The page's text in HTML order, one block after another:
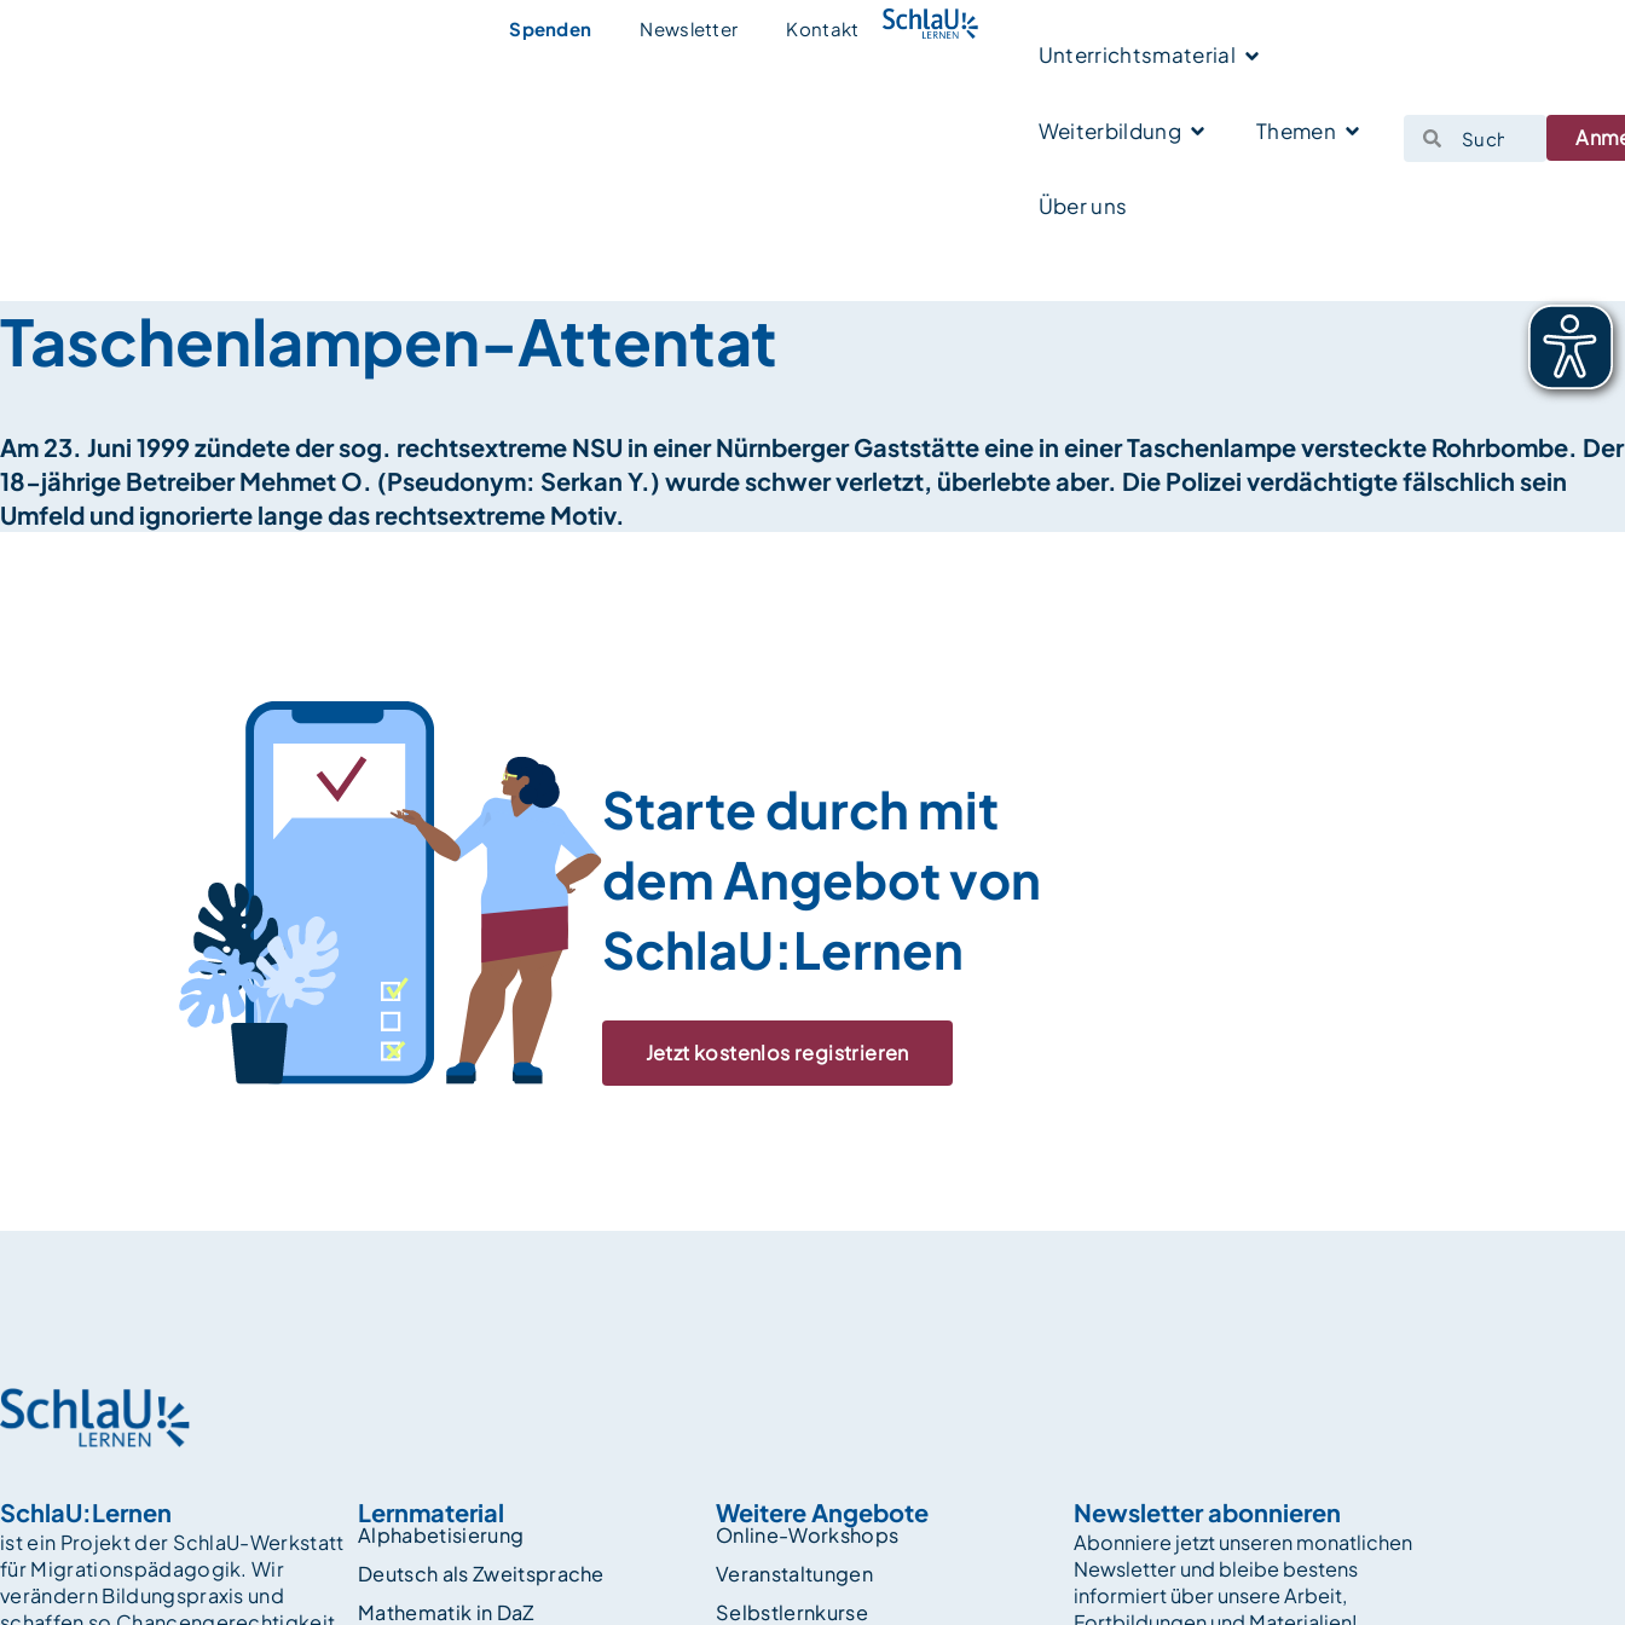
Spenden Newsletter Kontakt
Unterrichtsmaterial
Weiterbildung Themen
Über uns
Taschenlampen-Attentat
Am 23. Juni 1999 zündete der sog. rechtsextreme NSU in einer Nürnberger Gaststätte eine in einer Taschenlampe versteckte Rohrbombe. Der
18-jährige Betreiber Mehmet O. (Pseudonym: Serkan Y.) wurde schwer verletzt, überlebte aber. Die Polizei verdächtigte fälschlich sein
Umfeld und ignorierte lange das rechtsextreme Motiv.
Starte durch mit
dem Angebot von
SchlaU:Lernen
Jetzt kostenlos registrieren
SchlaU:Lernen
ist ein Projekt der SchlaU-Werkstatt
für Migrationspädagogik. Wir
verändern Bildungspraxis und
Lernmaterial
Alphabetisierung
Deutsch als Zweitsprache
Mathematik in DaZ
Weitere Angebote
Online-Workshops
Veranstaltungen
Selbstlernkurse
Newsletter abonnieren
Abonniere jetzt unseren monatlichen
Newsletter und bleibe bestens
informiert über unsere Arbeit,